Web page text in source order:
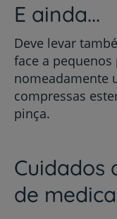
E ainda...
Deve levar
face a
nomeadamente
compressas
pinça.
Cuidados
de